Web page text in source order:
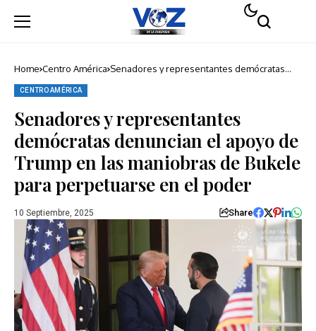
Home Centro América Senadores y representantes demócratas
CENTRO AMÉRICA
Senadores y representantes
demócratas denuncian el apoyo de
Trump en las maniobras de Bukele
para perpetuarse en el poder
10 Septiembre, 2025 Share